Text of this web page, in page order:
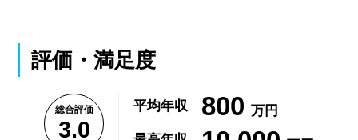
評価・満足度
総合評価
3.0
平均年収 800 万円